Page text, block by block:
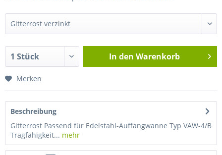
In den Warenkorb
Merken
Beschreibung
Gitterrost Passend für Edelstahl-Auffangwanne Typ VAW-4/B
Tragfähigkeit... mehr